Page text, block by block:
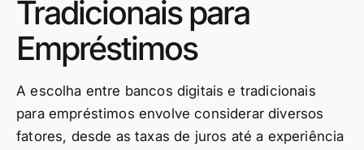
Tradicionais para
Empréstimos
A escolha entre bancos digitais e tradicionais
para empréstimos envolve considerar diversos
fatores, desde as taxas de juros até a experiência